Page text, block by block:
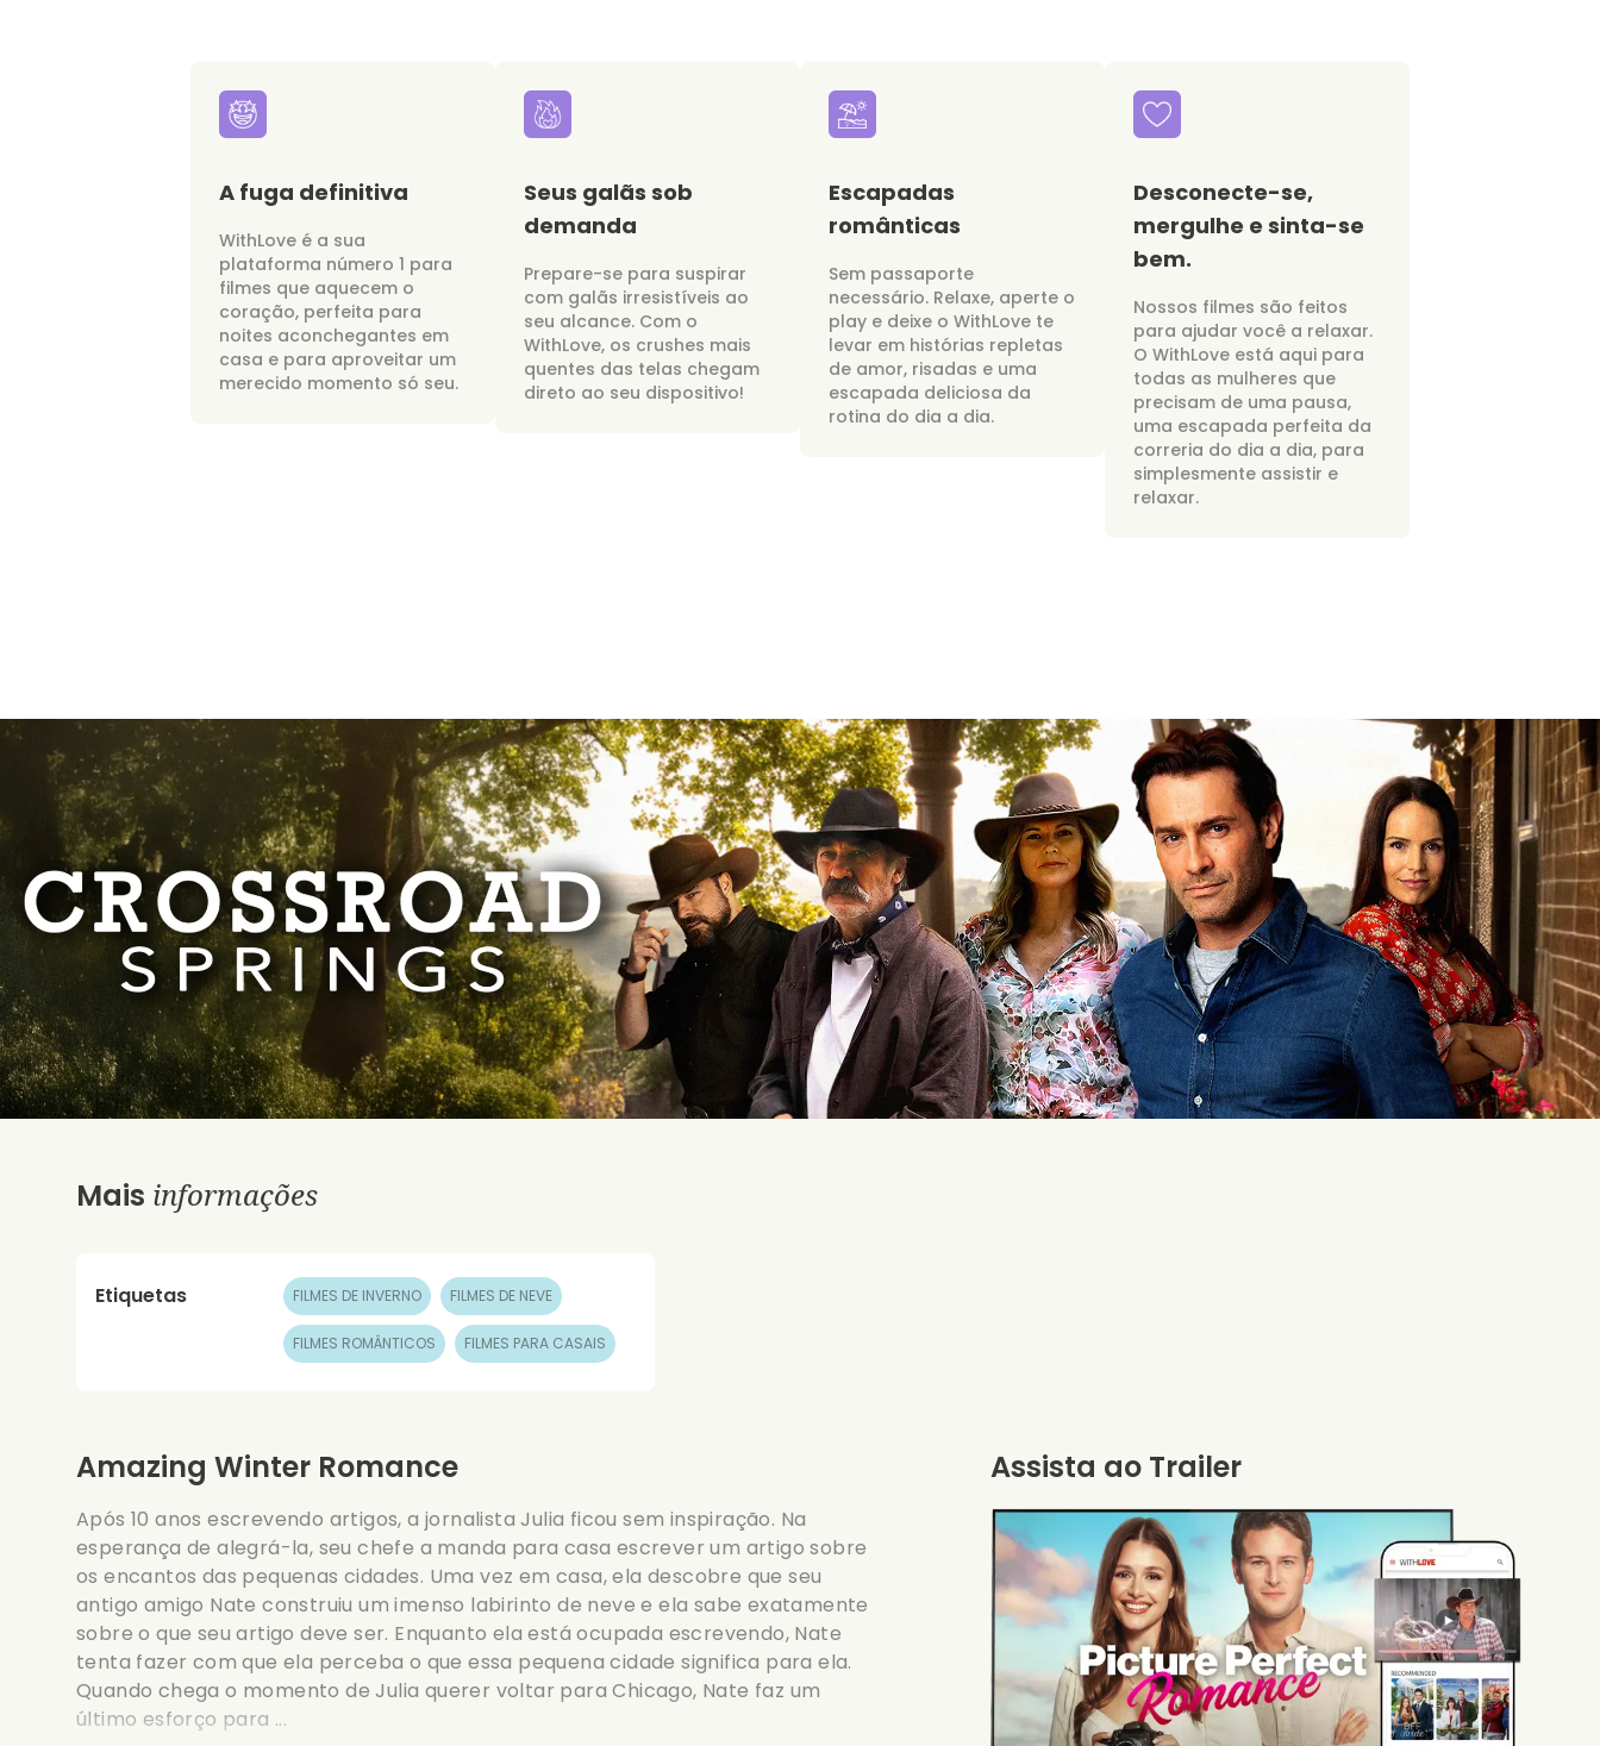
A fuga definitiva
WithLove é a sua
plataforma número 1 para
filmes que aquecem o
coração, perfeita para
noites aconchegantes em
casa e para aproveitar um
merecido momento só seu.
Seus galãs sob
demanda
Prepare-se para suspirar
com galãs irresistíveis ao
seu alcance. Com o
WithLove, os crushes mais
quentes das telas chegam
direto ao seu dispositivo!
Escapadas
românticas
Sem passaporte
necessário. Relaxe, aperte o
play e deixe o WithLove te
levar em histórias repletas
de amor, risadas e uma
escapada deliciosa da
rotina do dia a dia.
Desconecte-se,
mergulhe e sinta-se
bem.
Nossos filmes são feitos
para ajudar você a relaxar.
O WithLove está aqui para
todas as mulheres que
precisam de uma pausa,
uma escapada perfeita da
correria do dia a dia, para
simplesmente assistir e
relaxar.
Mais informações
Etiquetas FILMES DE INVERNO FILMES DE NEVE
FILMES ROMÂNTICOS FILMES PARA CASAIS
Amazing Winter Romance
Após 10 anos escrevendo artigos, a jornalista Julia ficou sem inspiração. Na
esperança de alegrá-la, seu chefe a manda para casa escrever um artigo sobre
os encantos das pequenas cidades. Uma vez em casa, ela descobre que seu
antigo amigo Nate construiu um imenso labirinto de neve e ela sabe exatamente
sobre o que seu artigo deve ser. Enquanto ela está ocupada escrevendo, Nate
tenta fazer com que ela perceba o que essa pequena cidade significa para ela.
Quando chega o momento de Julia querer voltar para Chicago, Nate faz um
último esforço para ...
Assista ao Trailer